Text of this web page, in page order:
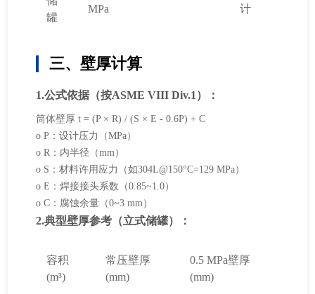
罐
MPa 计
三、壁厚计算
1.公式依据（按ASME VIII Div.1）：
筒体壁厚 t = (P × R) / (S × E - 0.6P) + C
o P：设计压力（MPa）
o R：内半径（mm）
o S：材料许用应力（如304L@150°C=129 MPa）
o E：焊接接头系数（0.85~1.0）
o C：腐蚀余量（0~3 mm）
2.典型壁厚参考（立式储罐）：
容积
(m³)
常压壁厚
(mm)
0.5 MPa壁厚
(mm)